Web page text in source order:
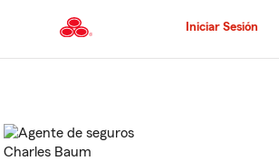
al
principal
Iniciar Sesión